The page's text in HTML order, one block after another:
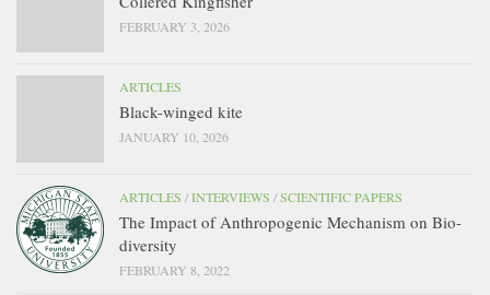
FEBRUARY 3, 2026
ARTICLES
Black-winged kite
JANUARY 10, 2026
ARTICLES /INTERVIEWS /SCIENTIFIC PAPERS
The Impact of Anthropogenic Mechanism on Bio-
diversity
FEBRUARY 8, 2022